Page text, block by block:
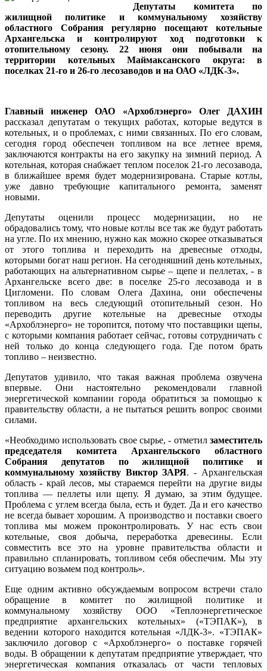
Депутаты комитета по
жилищной политике и коммунальному хозяйству
областного Собрания регулярно посещают котельные
Архангельска и контролируют ход подготовки к
отопительному сезону. 22 июня они побывали на
территории котельных Маймаксанского округа: в
поселках 21-го и 26-го лесозаводов и на ОАО «ЛДК-3».
Главный инженер ОАО «Архоблэнерго» Олег ДАХИН
рассказал депутатам о текущих работах, которые ведутся в
котельных, и о проблемах, с ними связанных. По его словам,
сегодня город обеспечен топливом на все летнее время,
заключаются контракты на его закупку на зимний период. А
котельная, которая снабжает теплом поселок 21-го лесозавода,
в ближайшее время будет модернизирована. Старые котлы,
уже давно требующие капитального ремонта, заменят
новыми.
Депутаты оценили процесс модернизации, но не
обрадовались тому, что новые котлы все так же будут работать
на угле. По их мнению, нужно как можно скорее отказываться
от этого топлива и переходить на древесные отходы,
которыми богат наш регион. На сегодняшний день котельных,
работающих на альтернативном сырье – щепе и пеллетах, - в
Архангельске всего две: в поселке 25-го лесозавода и в
Цигломени. По словам Олега Дахина, они обеспечены
топливом на весь следующий отопительный сезон. Но
переводить другие котельные на древесные отходы
«Архоблэнерго» не торопится, потому что поставщики щепы,
с которыми компания работает сейчас, готовы сотрудничать с
ней только до конца следующего года. Где потом брать
топливо – неизвестно.
Депутатов удивило, что такая важная проблема озвучена
впервые. Они настоятельно рекомендовали главной
энергетической компании города обратиться за помощью к
правительству области, а не пытаться решить вопрос своими
силами.
«Необходимо использовать свое сырье, - отметил заместитель
председателя комитета Архангельского областного
Собрания депутатов по жилищной политике и
коммунальному хозяйству Виктор ЗАРЯ. - Архангельская
область - край лесов, мы стараемся перейти на другие виды
топлива — пеллеты или щепу. Я думаю, за этим будущее.
Проблема с углем всегда была, есть и будет. Да и его качество
не всегда бывает хорошим. А производство и поставки своего
топлива мы можем проконтролировать. У нас есть свои
котельные, своя добыча, переработка древесины. Если
совместить все это на уровне правительства области и
правильно спланировать, топливом себя обеспечим. Мы эту
ситуацию возьмем под контроль».
Еще одним активно обсуждаемым вопросом встречи стало
обращение в комитет по жилищной политике и
коммунальному хозяйству ООО «Теплоэнергетическое
предприятие архангельских котельных» («ТЭПАК»), в
ведении которого находится котельная «ЛДК-3». «ТЭПАК»
заключило договор с «Архоблэнерго» о поставке горячей
воды. В обращении к депутатам предприятие утверждает, что
энергетическая компания отказалась от части тепловых